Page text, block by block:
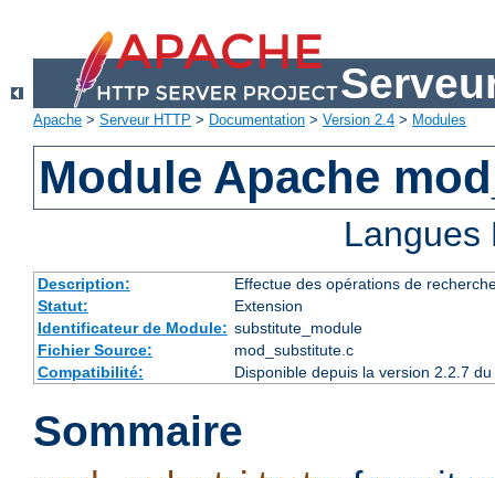
Apache > Serveur HTTP > Documentation > Version 2.4 > Modules
Module Apache
Description:
Effectue des opérations de
Statut:
Extension
Identificateur de Module: substitute_module
Fichier Source:
mod_substitute.c
Compatibilité:
Disponible depuis la version 2.2.7
Sommaire